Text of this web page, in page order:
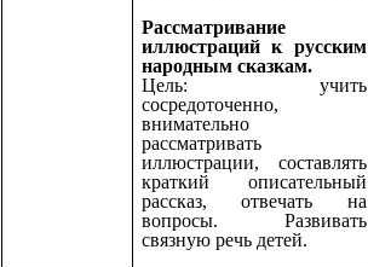
Рассматривание
иллюстраций к русским
народным сказкам.
Цель: учить
сосредоточенно,
внимательно
рассматривать
иллюстрации, составлять
краткий описательный
рассказ, отвечать на
вопросы. Развивать
связную речь детей.